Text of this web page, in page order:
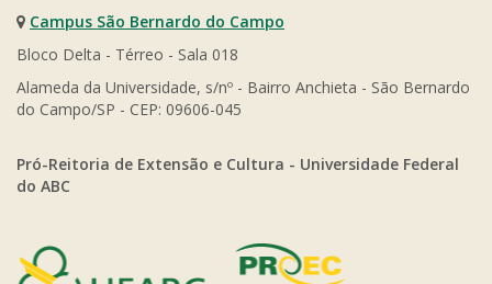
Campus São Bernardo do Campo
Bloco Delta - Térreo - Sala 018
Alameda da Universidade, s/nº - Bairro Anchieta - São Bernardo
do Campo/SP - CEP: 09606-045
Pró-Reitoria de Extensão e Cultura - Universidade Federal
do ABC